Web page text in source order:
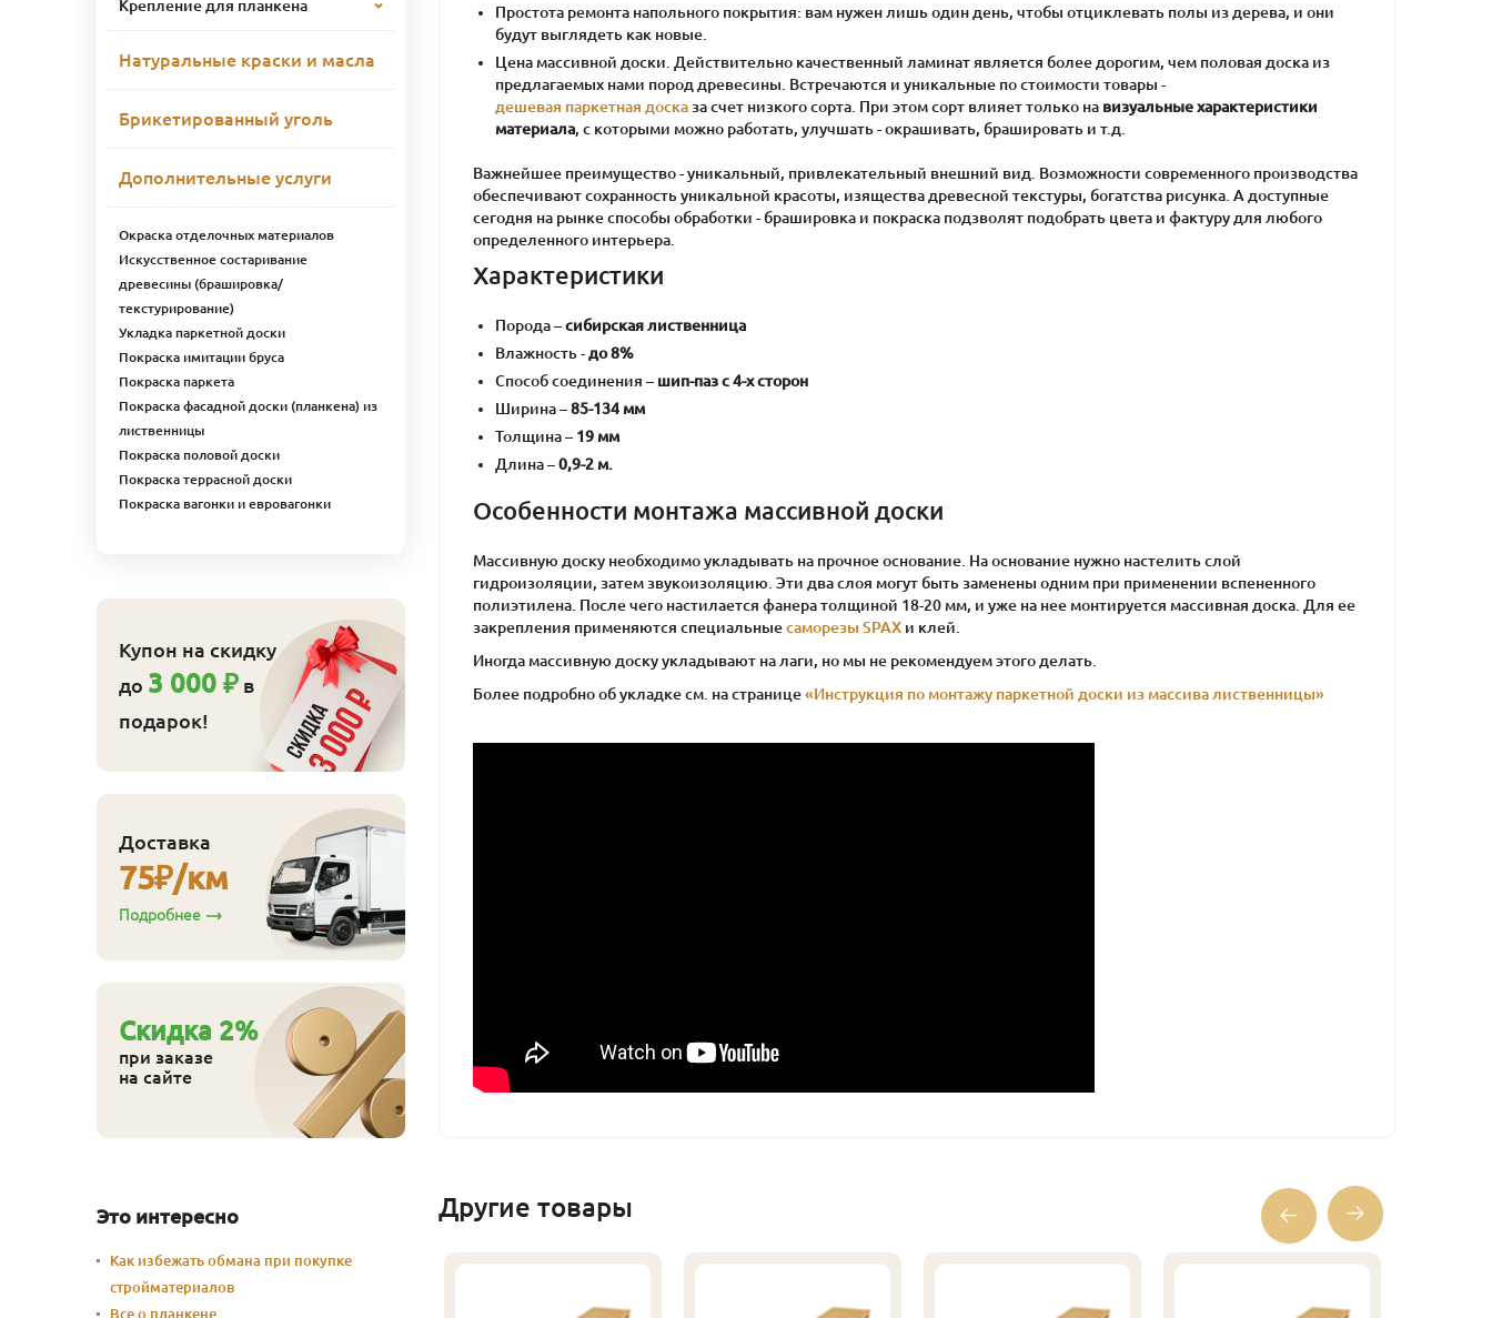
Простота ремонта напольного покрытия: вам нужен лишь один день, чтобы отциклевать полы из дерева, и они
будут выглядеть как новые.
Цена массивной доски. Действительно качественный ламинат является более дорогим, чем половая доска из
предлагаемых нами пород древесины. Встречаются и уникальные по стоимости товары -
дешевая паркетная досказа счет низкого сорта. При этом сорт влияет только на визуальные характеристики
материала, с которыми можно работать, улучшать - окрашивать, брашировать и т.д.
Важнейшее преимущество - уникальный, привлекательный внешний вид. Возможности современного производства
обеспечивают сохранность уникальной красоты, изящества древесной текстуры, богатства рисунка. А доступные
сегодня на рынке способы обработки - брашировка и покраска подзволят подобрать цвета и фактуру для любого
определенного интерьера.
Характеристики
Порода –сибирская лиственница
Влажность -до 8%
Способ соединения – шип-паз с 4-х сторон
Ширина –85-134 мм
Толщина – 19 мм
Длина –0,9-2 м.
Особенности монтажа массивной доски
Массивную доску необходимо укладывать на прочное основание. На основание нужно настелить слой
гидроизоляции, затем звукоизоляцию. Эти два слоя могут быть заменены одним при применении вспененного
полиэтилена. После чего настилается фанера толщиной 18-20 мм, и уже на нее монтируется массивная доска. Для ее
закрепления применяются специальныесаморезы SPAXи клей.
Иногда массивную доску укладывают на лаги, но мы не рекомендуем этого делать.
Более подробно об укладке см. на странице«Инструкция по монтажу паркетной доски из массива лиственницы»
Другие товары
Крепление для планкена
Натуральные краски и масла
Брикетированный уголь
Дополнительные услуги
Окраска отделочных материалов
Искусственное состаривание
древесины (брашировка/
текстурирование)
Укладка паркетной доски
Покраска имитации бруса
Покраска паркета
Покраска фасадной доски (планкена) из
лиственницы
Покраска половой доски
Покраска террасной доски
Покраска вагонки и евровагонки
Купон на скидку
до 3 000 ₽ в
подарок!
Доставка
75₽/км
Подробнее
Cкидка 2%
при заказе
на сайте
Это интересно
Как избежать обмана при покупке
стройматериалов
Все о планкене